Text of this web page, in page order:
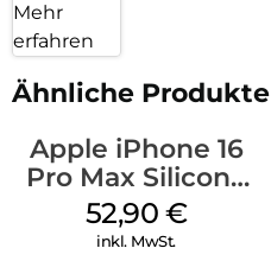
Mehr
erfahren
Ähnliche Produkte
Apple iPhone 16
Pro Max Silicone
Case MagSafe
Ultramarine
52,90 €
inkl. MwSt.